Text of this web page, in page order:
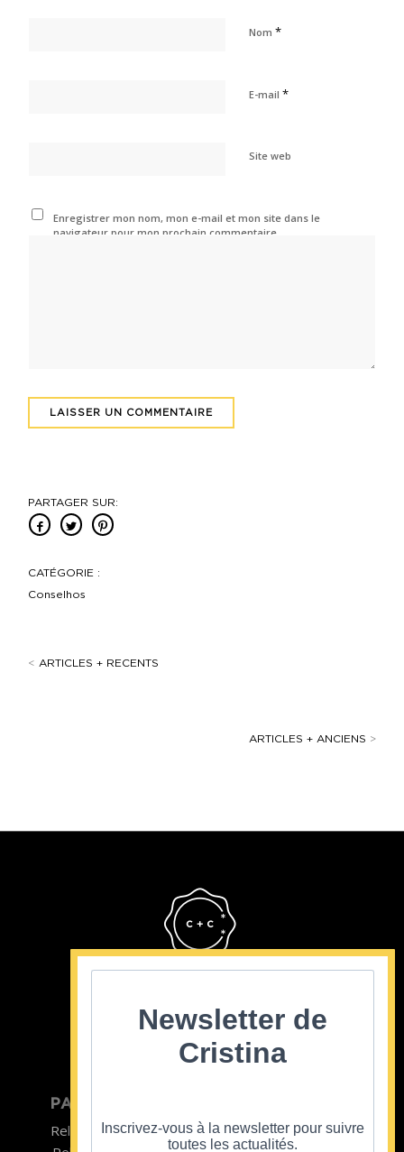
Nom*
E-mail*
Site web
Enregistrer mon nom, mon e-mail et mon site dans le
navigateur pour mon prochain commentaire.
PARTAGER SUR:
CATÉGORIE :
Conselhos
< ARTICLES + RECENTS
ARTICLES + ANCIENS >
PARTICULIER
Relooking homme
Team Building
Newsletter de
Cristina
Inscrivez-vous à la newsletter pour suivre
toutes les actualités.